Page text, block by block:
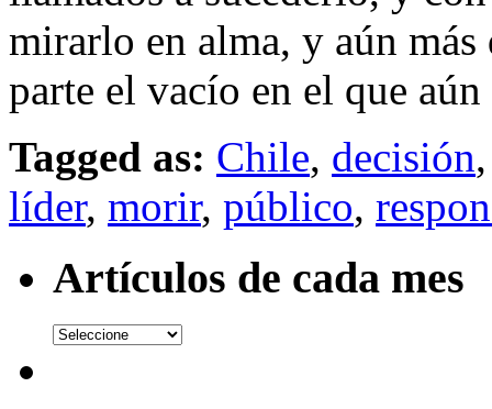
mirarlo en alma, y aún más
parte el vacío en el que aún
Tagged as: Chile, decisión
líder, morir, público,
Artículos de cada mes